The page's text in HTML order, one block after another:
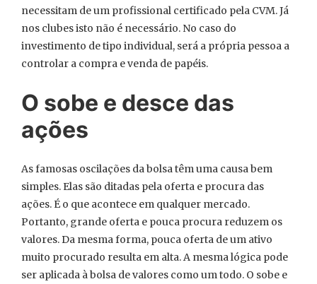
necessitam de um profissional certificado pela CVM. Já
nos clubes isto não é necessário. No caso do
investimento de tipo individual, será a própria pessoa a
controlar a compra e venda de papéis.
O sobe e desce das
ações
As famosas oscilações da bolsa têm uma causa bem
simples. Elas são ditadas pela oferta e procura das
ações. É o que acontece em qualquer mercado.
Portanto, grande oferta e pouca procura reduzem os
valores. Da mesma forma, pouca oferta de um ativo
muito procurado resulta em alta. A mesma lógica pode
ser aplicada à bolsa de valores como um todo. O sobe e